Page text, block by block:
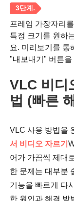
1 단계.
프레임 가장자리
특정 크기를 원하
요. 미리보기를 통
"내보내기" 버튼
VLC 비디
법 (빠른
VLC 사용 방법을
서 비디오 자르기
어가 가끔씩 제대
한 문제는 대부분
기능을 빠르게 다
한 원인과 해결 방